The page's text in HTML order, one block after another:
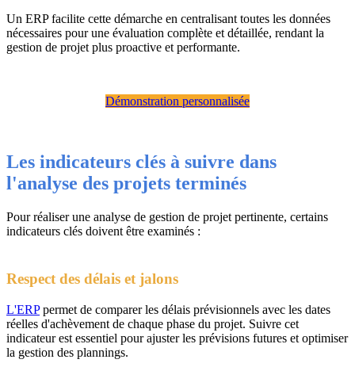
Un ERP facilite cette démarche en centralisant toutes les données
nécessaires pour une évaluation complète et détaillée, rendant la
gestion de projet plus proactive et performante.
Démonstration personnalisée
Les indicateurs clés à suivre dans
l'analyse des projets terminés
Pour réaliser une analyse de gestion de projet pertinente, certains
indicateurs clés doivent être examinés :
Respect des délais et jalons
L'ERPpermet de comparer les délais prévisionnels avec les dates
réelles d'achèvement de chaque phase du projet. Suivre cet
indicateur est essentiel pour ajuster les prévisions futures et optimiser
la gestion des plannings.